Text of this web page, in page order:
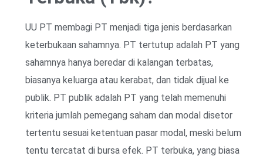
UU PT membagi PT menjadi tiga jenis berdasarkan
keterbukaan sahamnya. PT tertutup adalah PT yang
sahamnya hanya beredar di kalangan terbatas,
biasanya keluarga atau kerabat, dan tidak dijual ke
publik. PT publik adalah PT yang telah memenuhi
kriteria jumlah pemegang saham dan modal disetor
tertentu sesuai ketentuan pasar modal, meski belum
tentu tercatat di bursa efek. PT terbuka, yang biasa